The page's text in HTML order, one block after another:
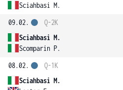
Sciahbasi M.
09.02.
Sciahbasi M.
Scomparin P.
Q-2K
08.02.
Sciahbasi M.
Q-1K